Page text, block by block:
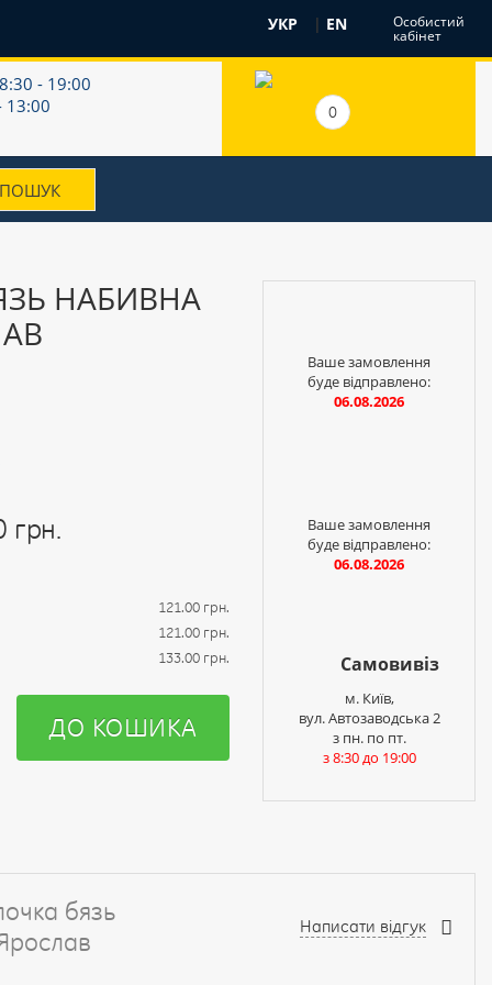
УКР | EN Особистий
кабінет
- 19:00
13:00
0
НАБИВНА
грн.
121.00 грн.
121.00 грн.
133.00 грн.
ДО КОШИКА
Ваше замовлення
буде відправлено:
06.08.2026
Ваше замовлення
буде відправлено:
06.08.2026
Самовивіз
м. Київ,
вул. Автозаводська 2
з пн. по пт.
з 8:30 до 19:00
бязь
Написати відгук